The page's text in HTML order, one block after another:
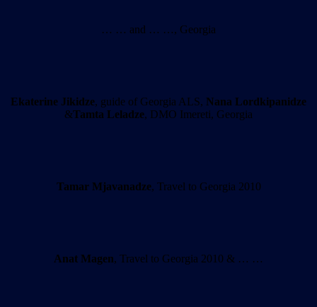
… … and … …, Georgia
Ekaterine Jikidze, guide of Georgia ALS, Nana Lordkipanidze
&Tamta Leladze, DMO Imereti, Georgia
Tamar Mjavanadze, Travel to Georgia 2010
Anat Magen, Travel to Georgia 2010 & … …